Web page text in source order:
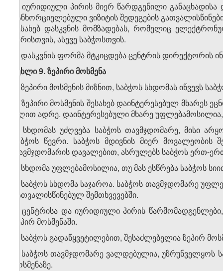
1. იურიდიული პირის მიერ წარდგენილი განაცხადისა
განხორციელებული ვიზიტის შედეგების
შესახებ დასკვნის მომზადებას, რომელიც
პირისთვის, ასევე საბჭოსთვის.
2. დასკვნის ფორმა მტკიცდება ცენტრის
მუხლი 9. ზეპირი მოსმენა
1. ზეპირი მოსმენის მიზნით, საბჭოს სხდომას იწვევს
2. ზეპირი მოსმენის შესახებ დაინტერესებულ
დღით ადრე. დაინტერესებული მხარე
3. სხდომას უძღვება საბჭოს თავმჯდომარე, მისი
საბჭოს წევრი. საბჭოს მდივნის მიერ მოვალეობის
თავმჯდომარის დავალებით, ასრულებს საბჭოს ერთ-
4. სხდომა უფლებამოსილია, თუ მას ესწრება საბჭოს
5. საბჭოს სხდომა საჯაროა. საბჭოს თავმჯდომარე
გათვალისწინებულ შემთხვევებში.
6. ცენტრისა და იურიდიული პირის
ზეპირ მოსმენაში.
7. საბჭოს გადაწყვეტილებით, შესაძლებელია ზეპირ
8. საბჭოს თავმჯდომარე ვალდებულია, უზრუნველყოს
მოსმენაზე.